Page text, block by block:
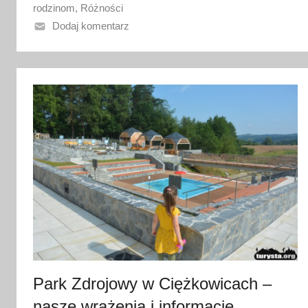
o
1
p
c
a
2
0
2
6
rodzinom, Różności
Dodaj komentarz
Park Zdrojowy w Ciężkowicach –